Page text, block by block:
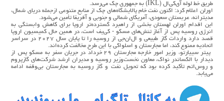
طریق خط لوله آی‌کی‌ال (IKL) به جمهوری چک می‌رسد.
اورلن اعلام کرد: اکنون نفت خام پالایشگاه‌های چک از منابع متنوعی ازجمله دریای شمال،
مدیترانه، عربستان سعودی، آمریکای شمالی و جنوبی و آفریقا تأمین می‌شود.
این اقدام اورلن لهستان بخشی از راهبرد گسترده‌تر اروپا برای کاهش وابستگی به
انرژی روسیه پس از آغاز تنش‌های مسکو - کی‌یف است، در همین حال کمیسیون اروپا
قصد دارد واردات گاز طبیعی و ال‌ان‌جی از روسیه را تا پایان سال ۲۰۲۷ در سراسر
اتحادیه ممنوع کند، اما مجارستان و اسلواکی با این طرح مخالفت کرده‌اند.
پیتر سییارتو، وزیر امور خارجه مجارستان ۲۹ خرداد در جریان سفر به مسکو پس از
دیدار با الکساندر نواک، معاون نخست‌وزیر روسیه و مدیران ارشد شرکت‌های گازپروم
و روس‌اتم تأکید کرده بود که تحویل نفت و گاز روسیه به مجارستان بی‌وقفه ادامه
می‌یابد.